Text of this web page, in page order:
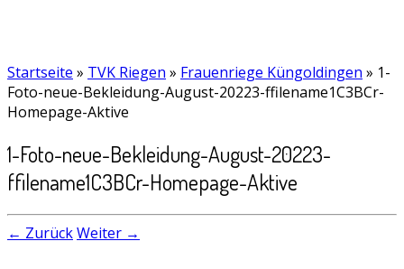
Startseite » TVK Riegen » Frauenriege Küngoldingen » 1-
Foto-neue-Bekleidung-August-20223-ffilename1C3BCr-
Homepage-Aktive
1-Foto-neue-Bekleidung-August-20223-
ffilename1C3BCr-Homepage-Aktive
← ZurückWeiter →